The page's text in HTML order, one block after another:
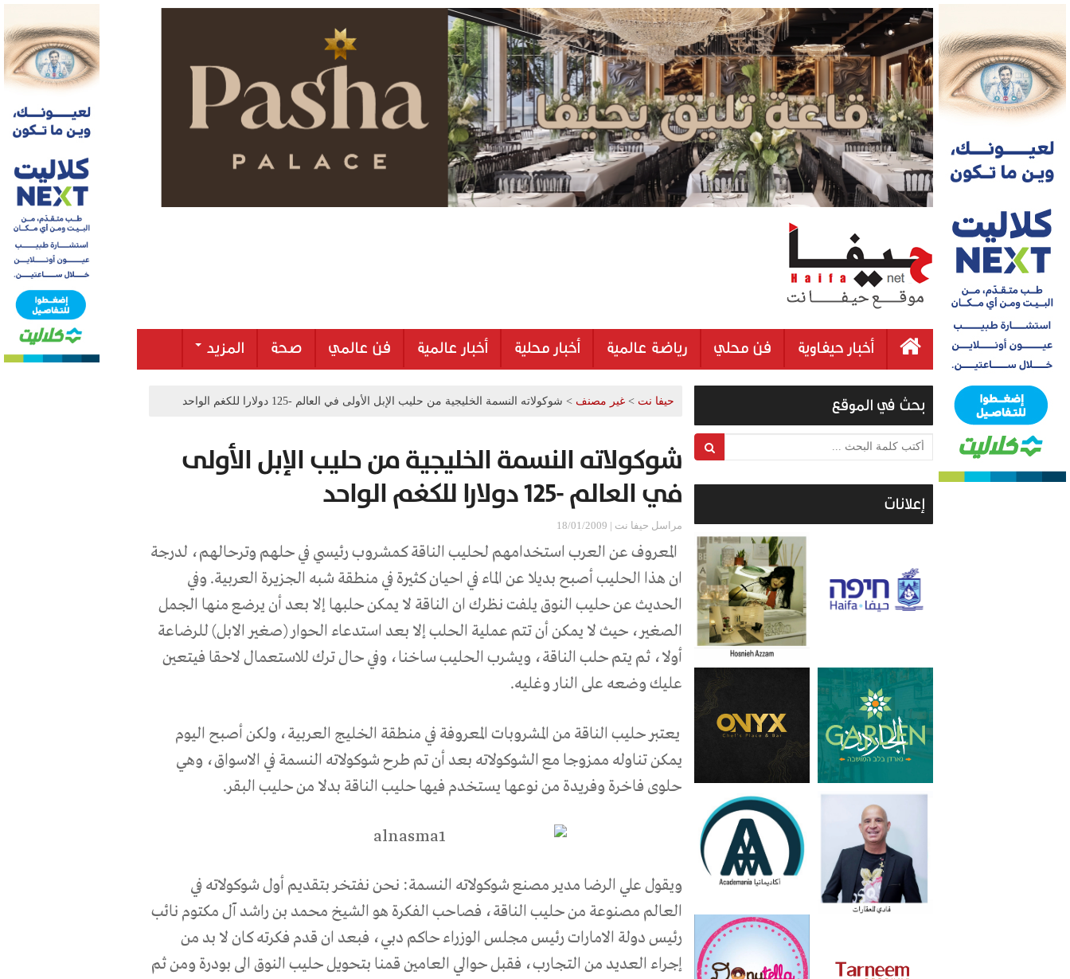
أخبار حيفاوية فن محلي رياضة عالمية أخبار محلية أخبار عالمية فن عالمي صحة المزيد
حيفا نت > غير مصنف > شوكولاته النسمة الخليجية من حليب الإبل الأولى في العالم -125 دولارا للكغم الواحد
شوكولاته النسمة الخليجية من حليب الإبل الأولى
في العالم -125 دولارا للكغم الواحد
مراسل حيفا نت | 18/01/2009
المعروف عن العرب استخدامهم لحليب الناقة كمشروب رئيسي في حلهم وترحالهم، لدرجة
ان هذا الحليب أصبح بديلا عن الماء في احيان كثيرة في منطقة شبه الجزيرة العربية. وفي
الحديث عن حليب النوق يلفت نظرك ان الناقة لا يمكن حلبها إلا بعد أن يرضع منها الجمل
الصغير، حيث لا يمكن أن تتم عملية الحلب إلا بعد استدعاء الحوار (صغير الابل) للرضاعة
أولا، ثم يتم حلب الناقة، ويشرب الحليب ساخنا، وفي حال ترك للاستعمال لاحقا فيتعين
عليك وضعه على النار وغليه.
يعتبر حليب الناقة من المشروبات المعروفة في منطقة الخليج العربية، ولكن أصبح اليوم
يمكن تناوله ممزوجا مع الشوكولاته بعد أن تم طرح شوكولاته النسمة في الاسواق، وهي
حلوى فاخرة وفريدة من نوعها يستخدم فيها حليب الناقة بدلا من حليب البقر.
ويقول علي الرضا مدير مصنع شوكولاته النسمة: نحن نفتخر بتقديم أول شوكولاته في
العالم مصنوعة من حليب الناقة، فصاحب الفكرة هو الشيخ محمد بن راشد آل مكتوم نائب
رئيس دولة الامارات رئيس مجلس الوزراء حاكم دبي، فبعد ان قدم فكرته كان لا بد من
إجراء العديد من التجارب، فقبل حوالي العامين قمنا بتحويل حليب النوق الى بودرة ومن ثم
بحث في الموقع
أكتب كلمة البحث ...
إعلانات